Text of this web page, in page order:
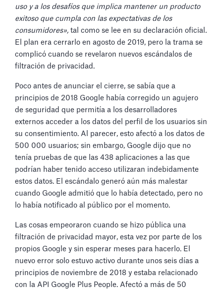
uso y a los desafíos que implica mantener un producto
exitoso que cumpla con las expectativas de los
consumidores», tal como se lee en su declaración oficial .
El plan era cerrarlo en agosto de 2019, pero la trama se
complicó cuando se revelaron nuevos escándalos de
filtración de privacidad.
Poco antes de anunciar el cierre, se sabía que a
principios de 2018 Google había corregido un agujero
de seguridad que permitía a los desarrolladores
externos acceder a los datos del perfil de los usuarios sin
su consentimiento. Al parecer, esto afectó a los datos de
500 000 usuarios; sin embargo, Google dijo que no
tenía pruebas de que las 438 aplicaciones a las que
podrían haber tenido acceso utilizaran indebidamente
estos datos. El escándalo generó aún más malestar
cuando Google admitió que lo había detectado, pero no
lo había notificado al público por el momento.
Las cosas empeoraron cuando se hizo pública una
filtración de privacidad mayor, esta vez por parte de los
propios Google y sin esperar meses para hacerlo. El
nuevo error solo estuvo activo durante unos seis días a
principios de noviembre de 2018 y estaba relacionado
con la API Google Plus People. Afectó a más de 50